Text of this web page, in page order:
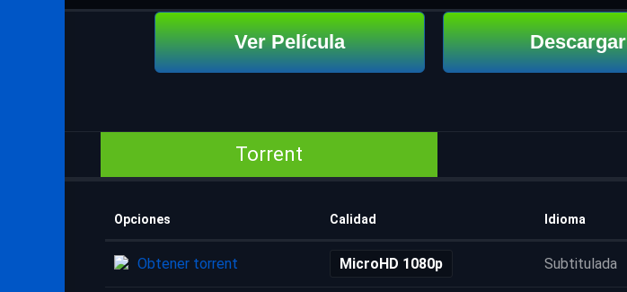
Ver Película Descargar
Torrent
Opciones Calidad Idioma
Obtener torrent MicroHD 1080p Subtitulada